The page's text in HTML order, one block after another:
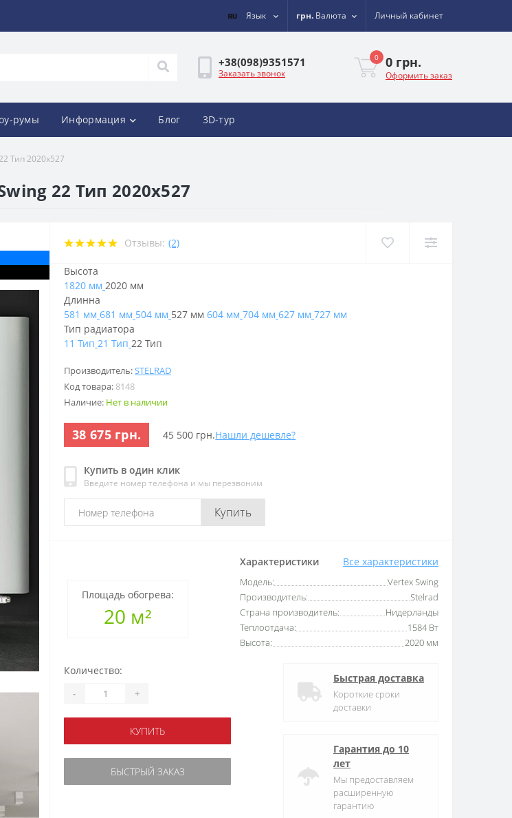
Язык грн. Валюта Личный кабинет
+38(098)9351571
Заказать звонок
0 0 грн.
Оформить заказ
румы Информация Блог 3D-тур
Тип 2020x527
22 Тип 2020x527
Отзывы: (2)
Производитель:STELRAD
Код товара: 8148
Наличие: Нет в наличии
38 675 грн. 45 500 грн.Нашли дешевле?
Купить в один клик
Введите номер телефона и мы перезвоним
Купить
Площадь обогрева:
20 м²
Характеристики Все характеристики
Модель:
Vertex Swing
Производитель:
Stelrad
Страна производитель:
Нидерланды
Теплоотдача:
1584 Вт
Высота:
2020 мм
Высота
1820 мм 2020 мм
Длинна
581 мм 681 мм 504 мм 527 мм 604 мм 704 мм 627 мм 727 мм
Тип радиатора
11 Тип 21 Тип 22 Тип
Количество:
- +
КУПИТЬ
БЫСТРЫЙ ЗАКАЗ
Быстрая доставка
Короткие сроки
доставки
Гарантия до 10
лет
Мы предоставляем
расширенную
гарантию